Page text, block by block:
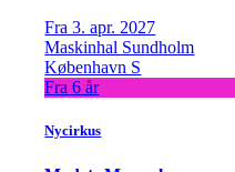
Fra 3. apr. 2027
Maskinhal Sundholm
København S
Fra 6 år
Nycirkus